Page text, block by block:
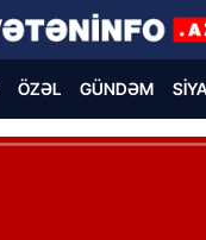
ÖZƏL GÜNDƏM